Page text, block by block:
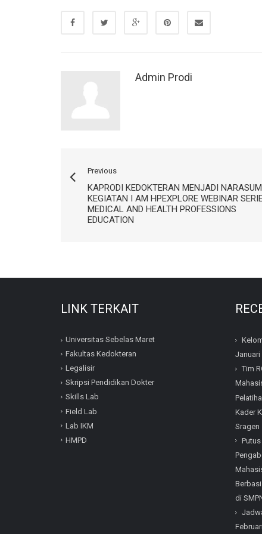
Admin Prodi
Previous
KAPRODI KEDOKTERAN MENJADI
KEGIATAN I AM HPEXPLORE WEBINAR
MEDICAL AND HEALTH PROFESSIONS
EDUCATION
LINK TERKAIT
Universitas Sebelas Maret
Fakultas Kedokteran
Legalisir
Skripsi Pendidikan Dokter
Skills Lab
Field Lab
Lab IKM
HMPD
Januari
Tim
Kader
Sragen
di